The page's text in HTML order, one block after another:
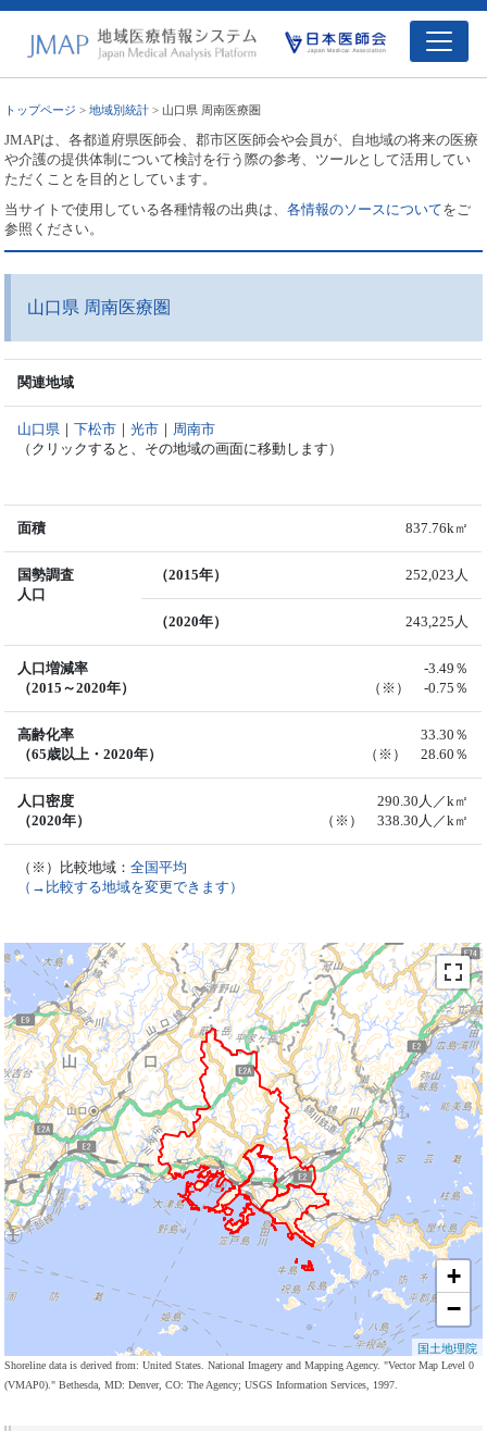
トップページ >地域別統計 > 山口県 周南医療圏
JMAPは、各都道府県医師会、郡市区医師会や会員が、自地域の将来の医療
や介護の提供体制について検討を行う際の参考、ツールとして活用してい
ただくことを目的としています。
当サイトで使用している各種情報の出典は、各情報のソースについてをご
参照ください。
山口県 周南医療圏
関連地域
山口県 ｜下松市 ｜光市 ｜ 周南市
（クリックすると、その地域の画面に移動します）
面積 837.76k㎡
国勢調査
人口
（2015年） 252,023人
（2020年） 243,225人
人口増減率
（2015～2020年）
-3.49％
（※） -0.75％
高齢化率
（65歳以上・2020年）
33.30％
（※） 28.60％
人口密度
（2020年）
290.30人／k㎡
（※） 338.30人／k㎡
（※）比較地域：全国平均
（→比較する地域を変更できます）
+
−
国土地理院
Shoreline data is derived from: United States. National Imagery and Mapping Agency. "Vector Map Level 0
(VMAP0)." Bethesda, MD: Denver, CO: The Agency; USGS Information Services, 1997.